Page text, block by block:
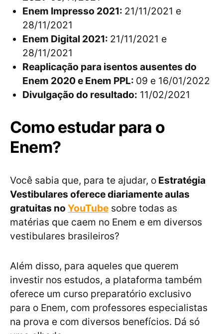
Enem Impresso 2021: 21/11/2021 e
28/11/2021
Enem Digital 2021: 21/11/2021 e
28/11/2021
Reaplicação para isentos ausentes do
Enem 2020 e Enem PPL: 09 e 16/01/2022
Divulgação do resultado: 11/02/2021
Como estudar para o
Enem?
Você sabia que, para te ajudar, o Estratégia
Vestibulares oferece diariamente aulas
gratuitas no YouTube sobre todas as
matérias que caem no Enem e em diversos
vestibulares brasileiros?
Além disso, para aqueles que querem
investir nos estudos, a plataforma também
oferece um curso preparatório exclusivo
para o Enem, com professores especialistas
na prova e com diversos benefícios. Dá só